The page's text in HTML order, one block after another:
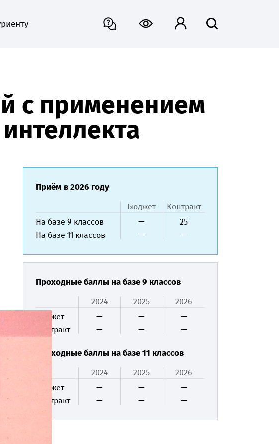
с применением
Приём в 2026 году
На базе 9 классов
На базе 11 классов
Бюджет
—
—
Контракт
25
—
Проходные баллы на базе 9 классов
Бюджет
Контракт
2024
—
—
2025
—
—
2026
—
—
Проходные баллы на базе 11 классов
Бюджет
Контракт
2024
—
—
2025
—
—
2026
—
—